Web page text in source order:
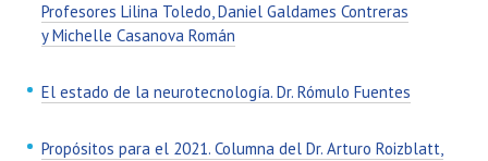
Profesores Lilina Toledo, Daniel Galdames Contreras
y Michelle Casanova Román
El estado de la neurotecnología. Dr. Rómulo Fuentes
Propósitos para el 2021. Columna del Dr. Arturo Roizblatt,